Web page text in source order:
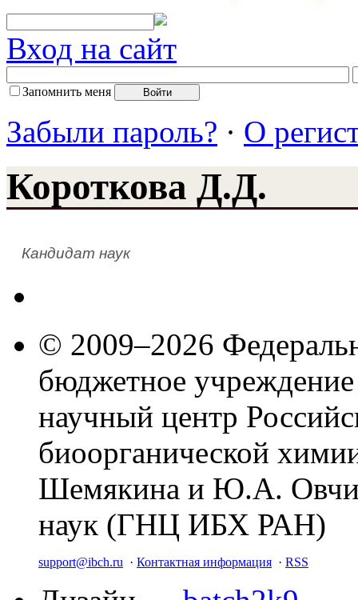
Вход на сайт
Запомнить меня
Забыли пароль? · О
Короткова Д.Д.
Кандидат наук
© 2009–2026
бюджетное
научный центр
биоорганической
Шемякина и Ю.А.
наук (ГНЦ ИБХ РАН)
support@ibch.ru · Контактная информация · RSS